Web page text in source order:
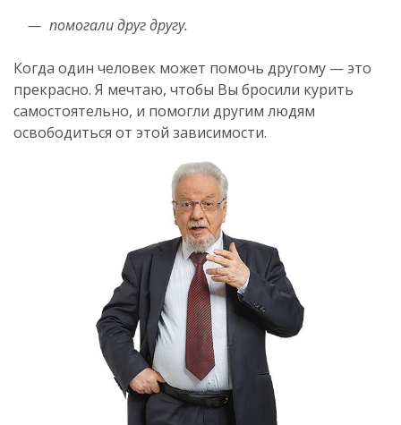
помогали друг другу.
Когда один человек может помочь другому — это
прекрасно. Я мечтаю, чтобы Вы бросили курить
самостоятельно, и помогли другим людям
освободиться от этой зависимости.